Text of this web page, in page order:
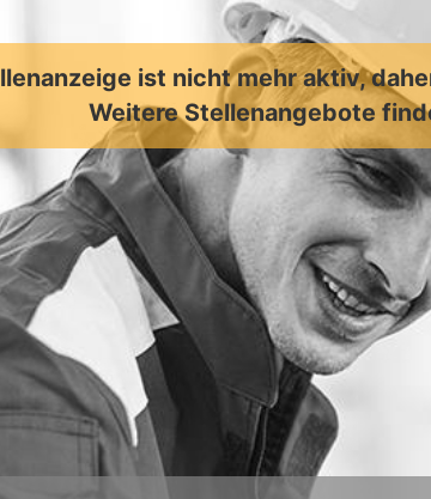
ist nicht mehr aktiv,
Weitere Stellenangebote